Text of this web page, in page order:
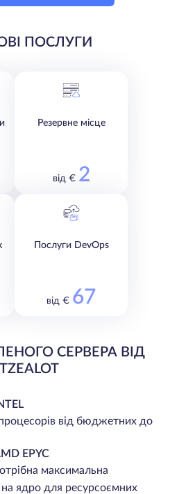
ПОСЛУГИ
Резервне місце
від € 2
Послуги DevOps
від € 67
СЕРВЕРА ВІД
від бюджетних до
EPYC
максимальна
на ядро для ресурсоємних